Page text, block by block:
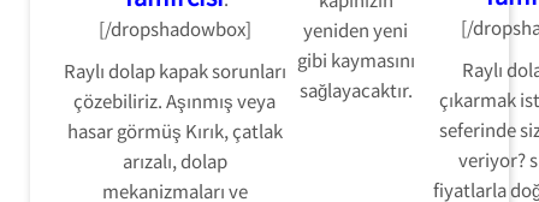
[/dropshadowbox]
Raylı dolap kapak sorunları
çözebiliriz. Aşınmış veya
hasar görmüş Kırık, çatlak
arızalı,dolap
mekanizmaları ve
yeniden yeni
gibi kaymasını
sağlayacaktır.
[/
Raylı
çıkarmak
seferinde
veriyor?
fiyatlarla